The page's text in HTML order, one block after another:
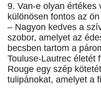
9. Van-e olyan értékes
különösen fontos az
– Nagyon kedves a
szobor, amelyet az
becsben tartom a
Touluse-Lautrec életét
Rouge egy szép
tulipánokat, amelyet a